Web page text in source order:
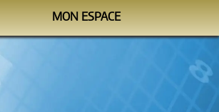
MON ESPACE
M'identifier